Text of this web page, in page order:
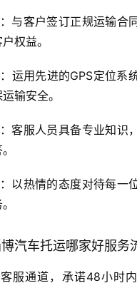
与客户签订正规运输合
权益。
运用先进的GPS定位系
输安全。
客服人员具备专业知识
以热情的态度对待每一
汽车托运哪家好服务
服通道，承诺48小时